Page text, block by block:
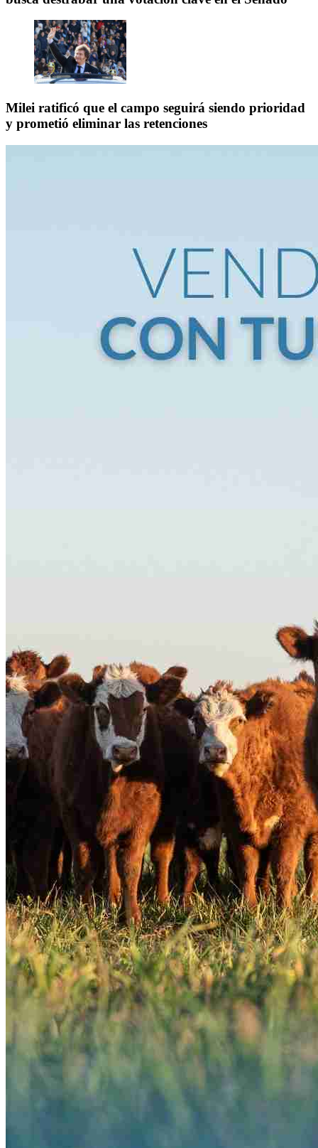
Milei ratificó que el campo seguirá siendo prioridad
y prometió eliminar las retenciones